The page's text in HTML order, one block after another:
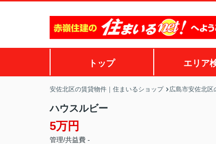
トップ エリア
安佐北区の賃貸物件｜住まいるショップ 広島市安佐北区
ハウスルビー
5万円
管理/共益費 -